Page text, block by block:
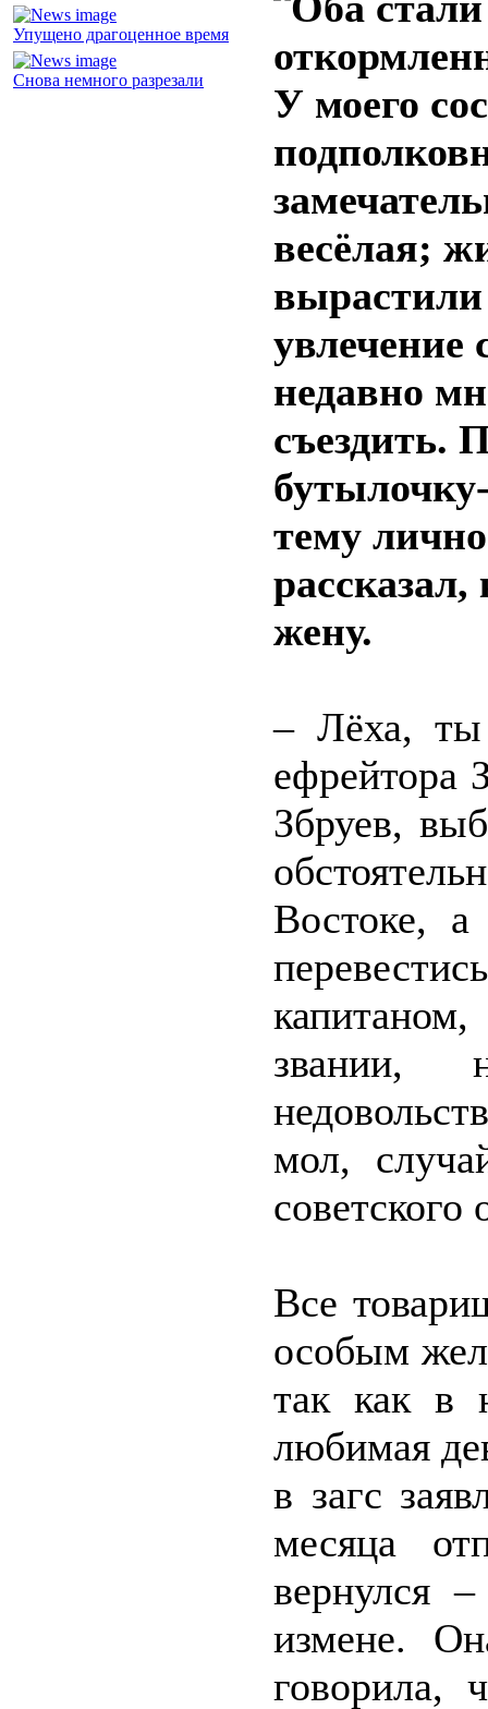
Упущено драгоценное время
Снова немного разрезали
У моего
весёлая;
увлечение
недавно
съездить.
тему
жену.
– Лёха, ты
ефрейтора
Збруев,
Востоке,
звании,
мол,
советского
Все
особым
так как в
любимая
в загс
месяца
вернулся
измене.
говорила,